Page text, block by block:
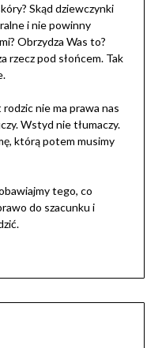
Skąd dziewczynki
i nie powinny
Obrzydza Was to?
rzecz pod słońcem. Tak
nie ma prawa nas
Wstyd nie tłumaczy.
którą potem musimy
tego, co
do szacunku i